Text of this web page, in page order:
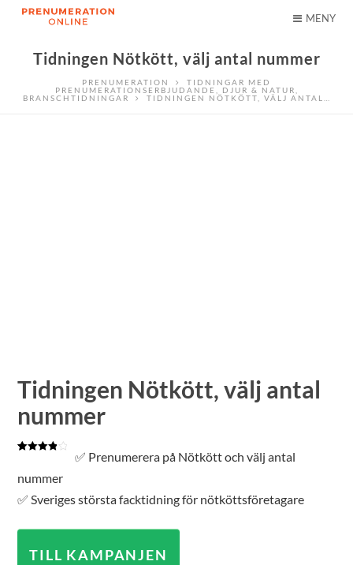
MENY
Tidningen Nötkött, välj antal nummer
PRENUMERATION
TIDNINGAR MED
PRENUMERATIONSERBJUDANDE
DJUR & NATUR
BRANSCHTIDNINGAR
TIDNINGEN NÖTKÖTT, VÄLJ ANTAL…
Tidningen Nötkött, välj antal
nummer
baserat
kundrecension
✅ Prenumerera på Nötkött och välj antal
nummer
✅ Sveriges största facktidning för nötköttsföretagare
TILL KAMPANJEN